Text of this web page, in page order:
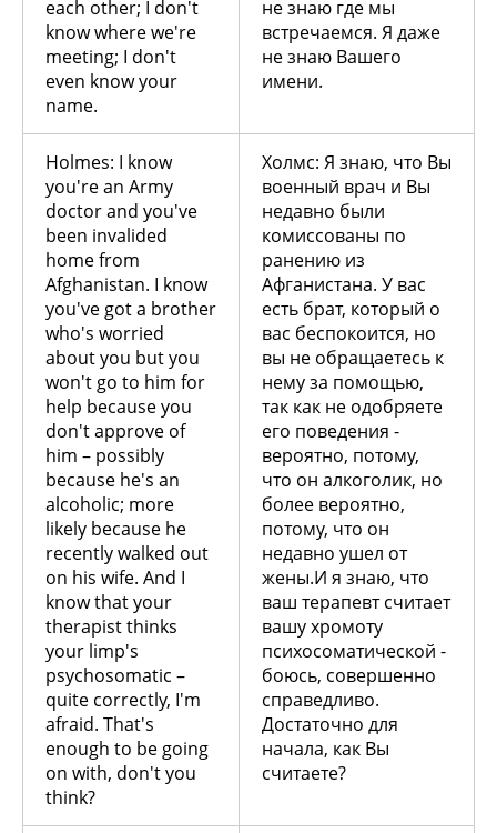
each other; I don't
know where we're
meeting; I don't
even know your
name.
не знаю где мы
встречаемся. Я даже
не знаю Вашего
имени.
Holmes: I know
you're an Army
doctor and you've
been invalided
home from
Afghanistan. I know
you've got a brother
who's worried
about you but you
won't go to him for
help because you
don't approve of
him – possibly
because he's an
alcoholic; more
likely because he
recently walked out
on his wife. And I
know that your
therapist thinks
your limp's
psychosomatic –
quite correctly, I'm
afraid. That's
enough to be going
on with, don't you
think?
Холмс: Я знаю, что Вы
военный врач и Вы
недавно были
комиссованы по
ранению из
Афганистана. У вас
есть брат, который о
вас беспокоится, но
вы не обращаетесь к
нему за помощью,
так как не одобряете
его поведения -
вероятно, потому,
что он алкоголик, но
более вероятно,
потому, что он
недавно ушел от
жены.И я знаю, что
ваш терапевт считает
вашу хромоту
психосоматической -
боюсь, совершенно
справедливо.
Достаточно для
начала, как Вы
считаете?